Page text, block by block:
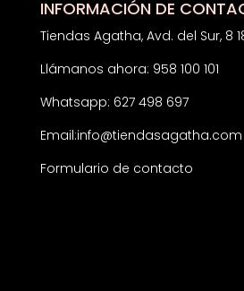
INFORMACIÓN DE
Tiendas Agatha, Avd. del Sur, 8
Llámanos ahora: 958 100 101
Whatsapp: 627 498 697
Email:info@tiendasagatha.com
Formulario de contacto